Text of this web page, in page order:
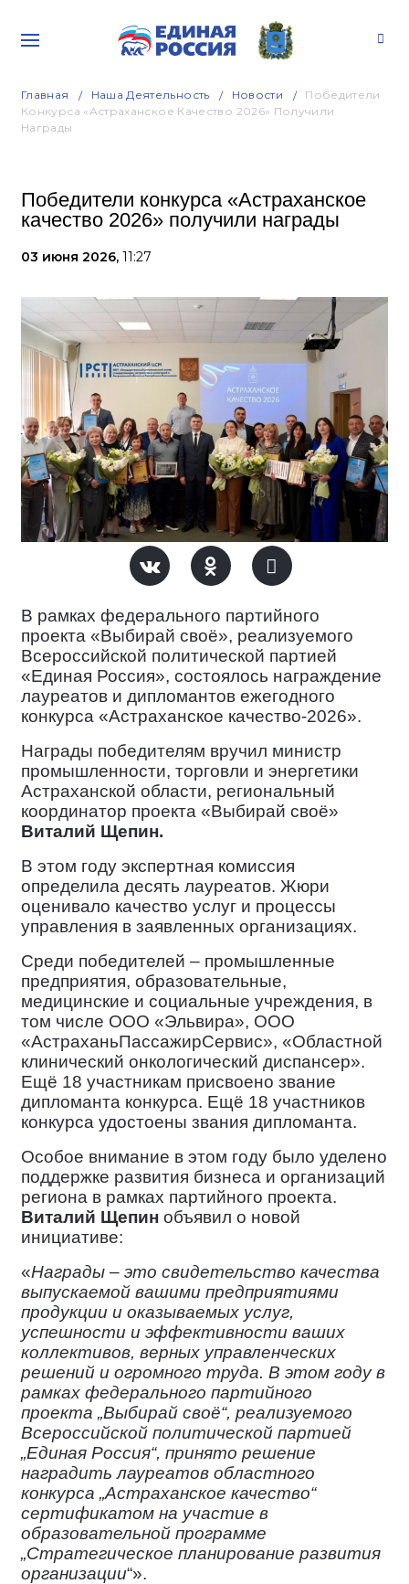
Главная Наша Деятельность Новости
Победители
Конкурса «Астраханское Качество 2026» Получили
Награды
Победители конкурса «Астраханское
качество 2026» получили награды
03 июня 2026, 11:27
В рамках федерального партийного
проекта «Выбирай своё», реализуемого
Всероссийской политической партией
«Единая Россия», состоялось награждение
лауреатов и дипломантов ежегодного
конкурса «Астраханское качество‑2026».
Награды победителям вручил министр
промышленности, торговли и энергетики
Астраханской области, региональный
координатор проекта «Выбирай своё»
Виталий Щепин.
В этом году экспертная комиссия
определила десять лауреатов. Жюри
оценивало качество услуг и процессы
управления в заявленных организациях.
Среди победителей – промышленные
предприятия, образовательные,
медицинские и социальные учреждения, в
том числе ООО «Эльвира», ООО
«АстраханьПассажирСервис», «Областной
клинический онкологический диспансер».
Ещё 18 участникам присвоено звание
дипломанта конкурса. Ещё 18 участников
конкурса удостоены звания дипломанта.
Особое внимание в этом году было уделено
поддержке развития бизнеса и организаций
региона в рамках партийного проекта.
Виталий Щепин объявил о новой
инициативе:
«Награды – это свидетельство качества
выпускаемой вашими предприятиями
продукции и оказываемых услуг,
успешности и эффективности ваших
коллективов, верных управленческих
решений и огромного труда. В этом году в
рамках федерального партийного
проекта „Выбирай своё“, реализуемого
Всероссийской политической партией
„Единая Россия“, принято решение
наградить лауреатов областного
конкурса „Астраханское качество“
сертификатом на участие в
образовательной программе
„Стратегическое планирование развития
организации“».